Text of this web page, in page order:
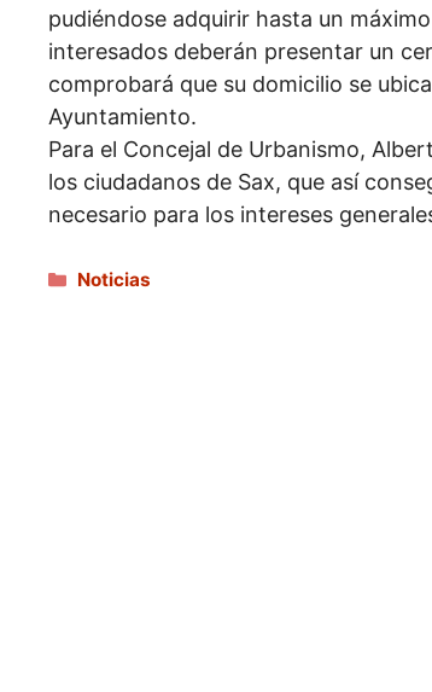
pudiéndose adquirir hasta un
interesados deberán presentar un
comprobará que su domicilio se
Ayuntamiento.
Para el Concejal de Urbanismo,
los ciudadanos de Sax, que así
necesario para los intereses
Categorías
Noticias